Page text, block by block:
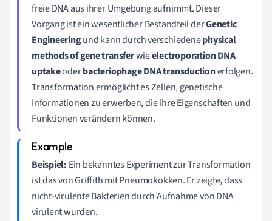
freie DNA aus ihrer Umgebung aufnimmt. Dieser
Vorgang ist ein wesentlicher Bestandteil derGenetic
Engineeringund kann durch verschiedenephysical
methods of gene transferwieelectroporation DNA
uptakeoderbacteriophage DNA transductionerfolgen.
Transformation ermöglicht es Zellen, genetische
Informationen zu erwerben, die ihre Eigenschaften und
Funktionen verändern können.
Beispiel: Ein bekanntes Experiment zur Transformation
ist das von Griffith mit Pneumokokken. Er zeigte, dass
nicht-virulente Bakterien durch Aufnahme von DNA
virulent wurden.